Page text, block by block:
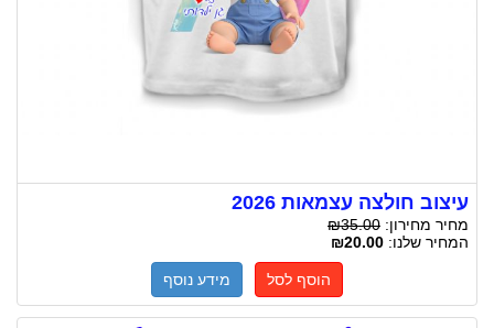
עיצוב חולצה עצמאות 2026
מחיר מחירון: ₪35.00
המחיר שלנו: ₪20.00
הוסף לסל מידע נוסף